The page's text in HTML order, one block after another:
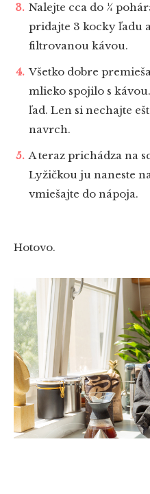
Nalejte cca do ¼
pridajte 3 kocky ľadu
filtrovanou kávou.
Všetko dobre
mlieko spojilo s
ľad. Len si nechajte
navrch.
A teraz prichádza na
Lyžičkou ju naneste
vmiešajte do nápoja.
Hotovo.